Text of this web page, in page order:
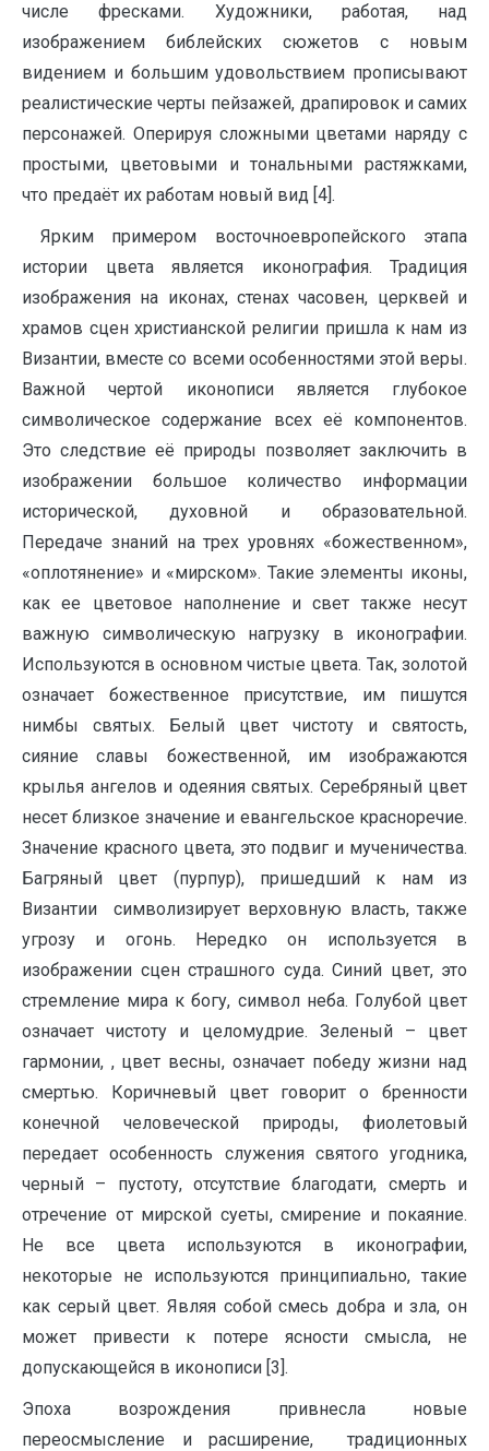
числе фресками. Художники, работая, над
изображением библейских сюжетов с новым
видением и большим удовольствием прописывают
реалистические черты пейзажей, драпировок и самих
персонажей. Оперируя сложными цветами наряду с
простыми, цветовыми и тональными растяжками,
что предаёт их работам новый вид [4].
Ярким примером восточноевропейского этапа
истории цвета является иконография. Традиция
изображения на иконах, стенах часовен, церквей и
храмов сцен христианской религии пришла к нам из
Византии, вместе со всеми особенностями этой веры.
Важной чертой иконописи является глубокое
символическое содержание всех её компонентов.
Это следствие её природы позволяет заключить в
изображении большое количество информации
исторической, духовной и образовательной.
Передаче знаний на трех уровнях «божественном»,
«оплотянение» и «мирском». Такие элементы иконы,
как ее цветовое наполнение и свет также несут
важную символическую нагрузку в иконографии.
Используются в основном чистые цвета. Так, золотой
означает божественное присутствие, им пишутся
нимбы святых. Белый цвет чистоту и святость,
сияние славы божественной, им изображаются
крылья ангелов и одеяния святых. Серебряный цвет
несет близкое значение и евангельское красноречие.
Значение красного цвета, это подвиг и мученичества.
Багряный цвет (пурпур), пришедший к нам из
Византии символизирует верховную власть, также
угрозу и огонь. Нередко он используется в
изображении сцен страшного суда. Синий цвет, это
стремление мира к богу, символ неба. Голубой цвет
означает чистоту и целомудрие. Зеленый – цвет
гармонии, , цвет весны, означает победу жизни над
смертью. Коричневый цвет говорит о бренности
конечной человеческой природы, фиолетовый
передает особенность служения святого угодника,
черный – пустоту, отсутствие благодати, смерть и
отречение от мирской суеты, смирение и покаяние.
Не все цвета используются в иконографии,
некоторые не используются принципиально, такие
как серый цвет. Являя собой смесь добра и зла, он
может привести к потере ясности смысла, не
допускающейся в иконописи [3].
Эпоха возрождения привнесла новые
переосмысление и расширение, традиционных